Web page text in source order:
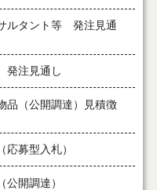
ルタント等 発注見通
注見通し
（公開調達）見積徴
募型入札）
開調達）